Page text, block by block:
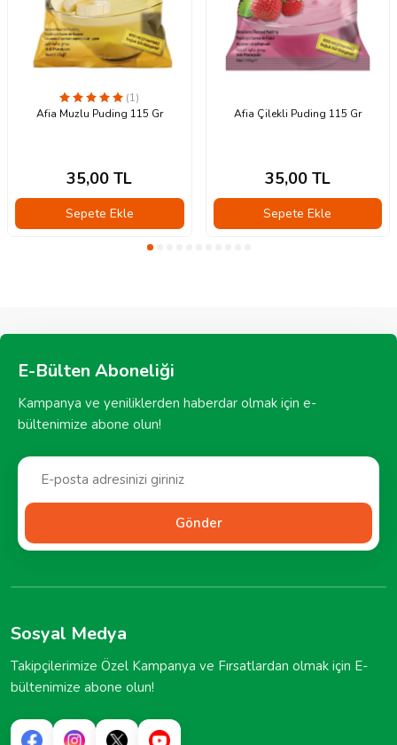
(1)
Afia Muzlu Puding 115 Gr
35,00 TL
Sepete Ekle
Afia Çilekli Puding 115 Gr
35,00TL
Sepete Ekle
E-Bülten Aboneliği
Kampanya ve yeniliklerden haberdar olmak için e-
bültenimize abone olun!
Gönder
Sosyal Medya
Takipçilerimize Özel Kampanya ve Fırsatlardan olmak için E-
bültenimize abone olun!